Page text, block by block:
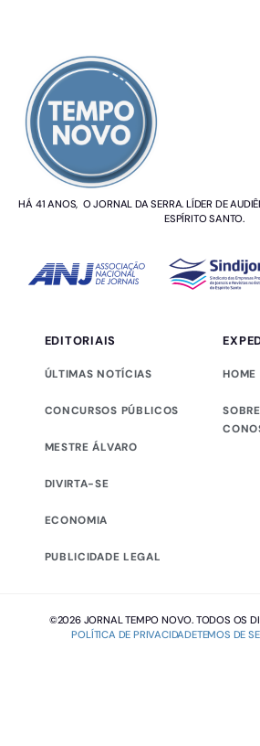
HÁ 41 ANOS, O JORNAL DA SERRA. LÍDER DE
ESPÍRITO SANTO.
EDITORIAIS
ÚLTIMAS NOTÍCIAS
CONCURSOS PÚBLICOS
MESTRE ÁLVARO
DIVIRTA-SE
ECONOMIA
PUBLICIDADE LEGAL
HOME
©2026 JORNAL TEMPO NOVO. TODOS OS
POLÍTICA DE PRIVACIDADETEMOS DE